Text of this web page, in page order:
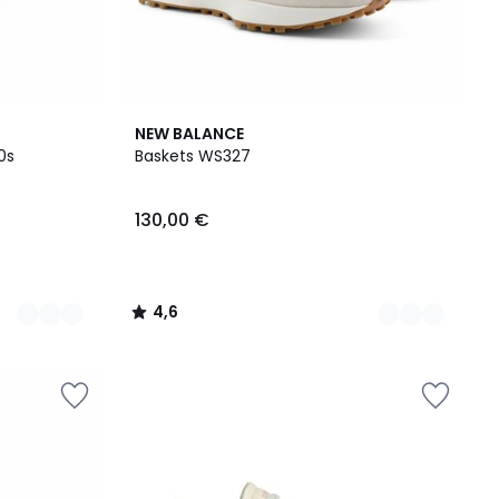
NEW BALANCE
Baskets WS327
130,00 €
4,6
/ 5
3
Couleurs
4,6
/